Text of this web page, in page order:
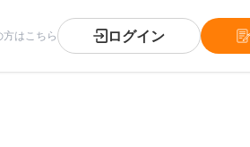
はこちら ログイン